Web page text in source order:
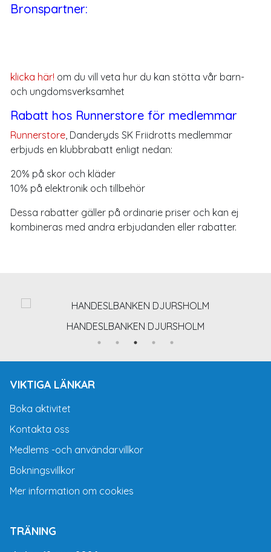
Bronspartner:
klicka här! om du vill veta hur du kan stötta vår barn-
och ungdomsverksamhet
Rabatt hos Runnerstore för medlemmar
Runnerstore , Danderyds SK Friidrotts medlemmar
erbjuds en klubbrabatt enligt nedan:
20% på skor och kläder
10% på elektronik och tillbehör
Dessa rabatter gäller på ordinarie priser och kan ej
kombineras med andra erbjudanden eller rabatter.
HANDESLBANKEN DJURSHOLM
VIKTIGA LÄNKAR
Boka aktivitet
Kontakta oss
Medlems -och användarvillkor
Bokningsvillkor
Mer information om cookies
TRÄNING